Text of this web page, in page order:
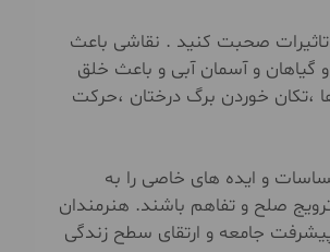
تاثیرات صحبت کنید . نقاشی باعث
گیاهان و آسمان آبی و باعث خلق
،تکان خوردن برگ درختان ،حرکت
و ایده های خاصی را به
صلح و تفاهم باشند. هنرمندان
جامعه و ارتقای سطح زندگی